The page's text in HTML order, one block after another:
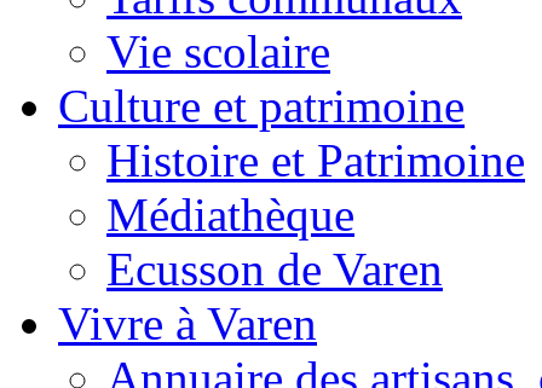
Vie scolaire
Culture et patrimoine
Histoire et Patrimoine
Médiathèque
Ecusson de Varen
Vivre à Varen
Annuaire des